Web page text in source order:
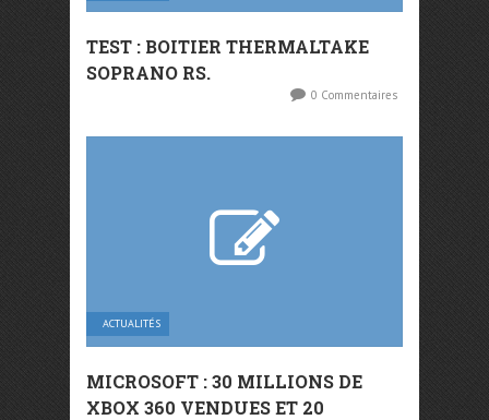
TEST : BOITIER THERMALTAKE
SOPRANO RS.
0 Commentaires
ACTUALITÉS
MICROSOFT : 30 MILLIONS DE
XBOX 360 VENDUES ET 20